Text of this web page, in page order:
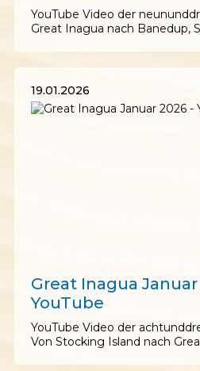
YouTube Video der
Great Inagua nach Banedup,
19.01.2026
Great Inagua Januar
YouTube
YouTube Video der
Von Stocking Island nach